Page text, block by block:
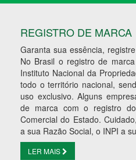
REGISTRO DE MARCA
Garanta sua essência,
No Brasil o registro de
Instituto Nacional da
todo o território nacional,
uso exclusivo. Alguns
de marca com o registro
Comercial do Estado.
a sua Razão Social, o INPI a
LER MAIS